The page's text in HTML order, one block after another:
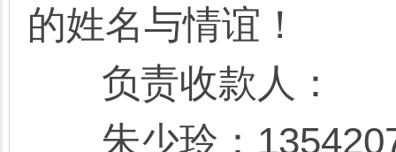
的姓名与情谊！
负责收款人：
朱少玲：